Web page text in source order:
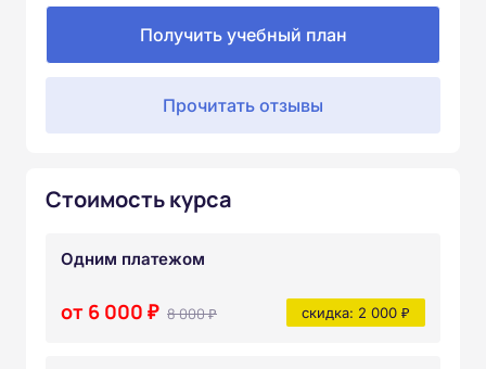
Получить учебный план
Прочитать отзывы
Стоимость курса
Одним платежом
от 6 000 ₽ 8 000 ₽ скидка: 2 000 ₽